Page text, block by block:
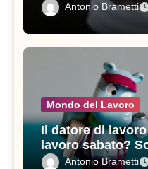
Antonio Brametti
Mondo del Lavoro
Il datore di
lavoro sabato?
contratto di
Antonio Brametti